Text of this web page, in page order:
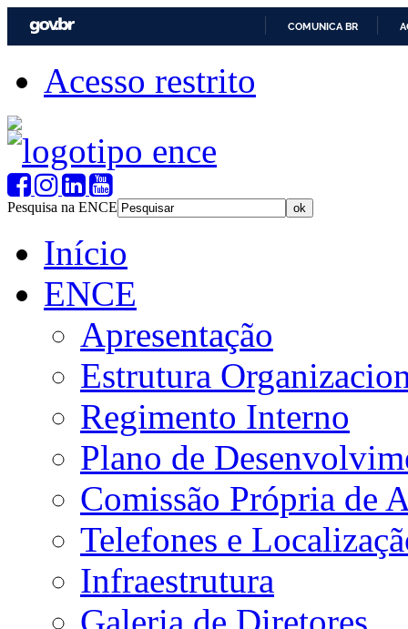
COMUNICA BR
Acesso restrito
Pesquisa na ENCE
Início
ENCE
Apresentação
Estrutura
Regimento Interno
Plano de
Comissão Própria de
Telefones e
Infraestrutura
Galeria de Diretores